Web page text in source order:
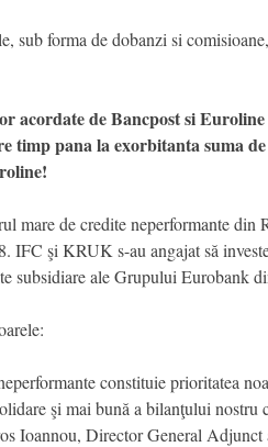
sub forma de dobanzi si
acordate de Bancpost si
timp pana la exorbitanta suma
mare de credite neperformante
şi KRUK s-au angajat să
subsidiare ale Grupului Eurobank
constituie prioritatea
şi mai bună a bilanţului
Ioannou, Director General